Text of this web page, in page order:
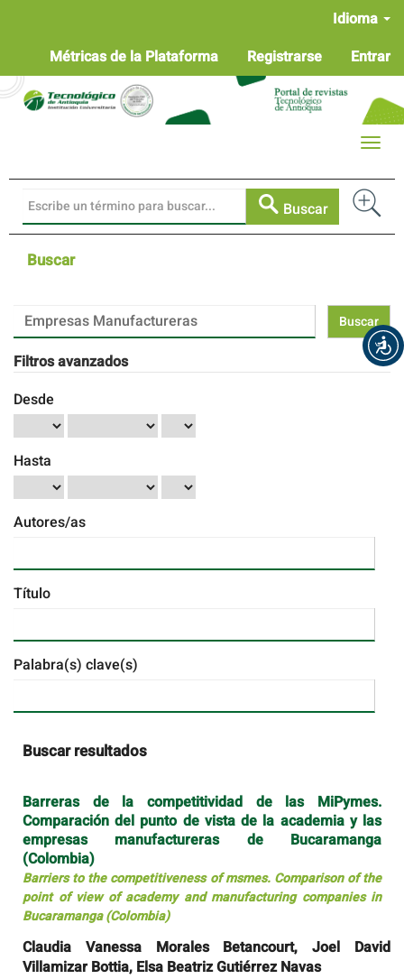
Contenido
principal
Barra
lateral
Idioma
Métricas de la Plataforma
Registrarse Entrar
Buscar
Toggle
Buscar
Buscar
artículos
por
Filtros avanzados
Desde
Hasta
Autores/as
Título
Palabra(s) clave(s)
Buscar resultados
Barreras de la competitividad de las MiPymes.
Comparación del punto de vista de la academia y las
empresas manufactureras de Bucaramanga
(Colombia)
Barriers to the competitiveness of msmes. Comparison of the
point of view of academy and manufacturing companies in
Bucaramanga (Colombia)
Claudia Vanessa Morales Betancourt, Joel David
Villamizar Bottia, Elsa Beatriz Gutiérrez Navas